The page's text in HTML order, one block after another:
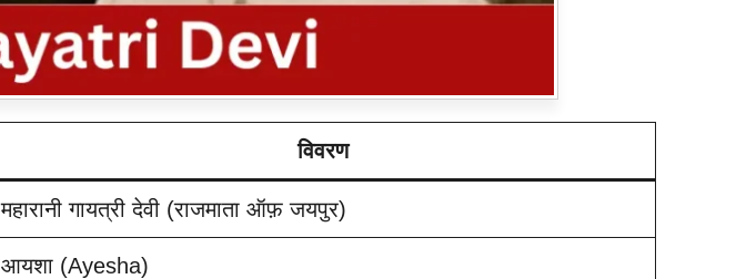
विवरण
महारानी गायत्री देवी (राजमाता ऑफ़ जयपुर)
आयशा (Ayesha)